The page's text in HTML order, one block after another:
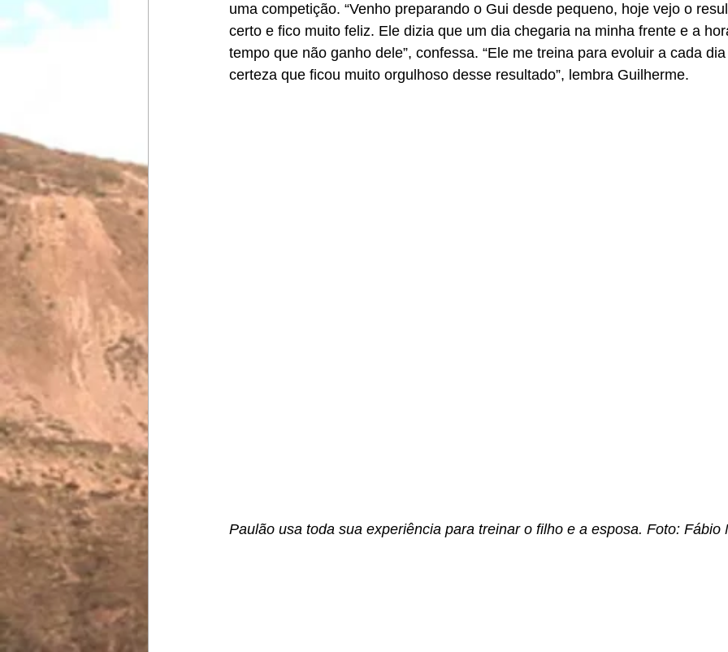
uma competição. “Venho preparando o Gui desde pequeno, hoje vejo o
certo e fico muito feliz. Ele dizia que um dia chegaria na minha frente e a
tempo que não ganho dele”, confessa. “Ele me treina para evoluir a cada
certeza que ficou muito orgulhoso desse resultado”, lembra Guilherme.
Paulão usa toda sua experiência para treinar o filho e a esposa. Foto: Fábio